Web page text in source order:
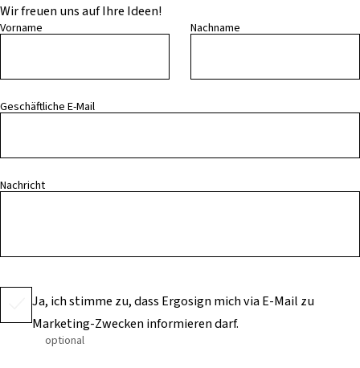
Wir freuen uns auf Ihre Ideen!
Vorname Nachname
Geschäftliche E-Mail
Nachricht
Ja, ich stimme zu, dass Ergosign mich via E-Mail zu
Marketing-Zwecken informieren darf.
optional